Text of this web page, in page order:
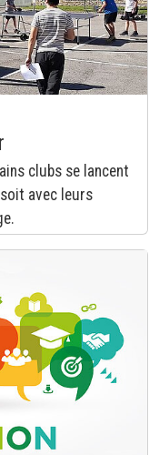
clubs se lancent
avec leurs